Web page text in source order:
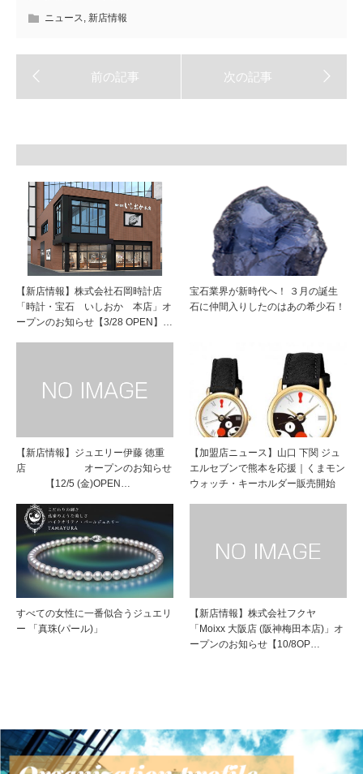
ニュース, 新店情報
【新店情報】株式会社石岡時計店
「時計・宝石 いしおか 本店」オ
ープンのお知らせ【3/28 OPEN】…
宝石業界が新時代へ！ ３月の誕生
石に仲間入りしたのはあの希少石！
【新店情報】ジュエリー伊藤 徳重
店 オープンのお知らせ
【12/5 (金)OPEN…
【加盟店ニュース】山口 下関 ジュ
エルセブンで熊本を応援｜くまモン
ウォッチ・キーホルダー販売開始
すべての女性に一番似合うジュエリ
ー 「真珠(パール)」
【新店情報】株式会社フクヤ
「Moixx 大阪店 (阪神梅田本店)」オ
ープンのお知らせ【10/8OP…